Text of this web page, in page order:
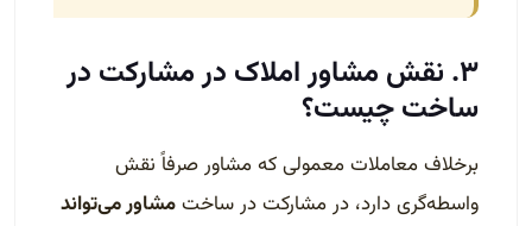
۳. نقش مشاور املاک در مشارکت در
ساخت چیست؟
برخلاف معاملات معمولی که مشاور صرفاً نقش
واسطه‌گری دارد، در مشارکت در ساختمشاور می‌تواند